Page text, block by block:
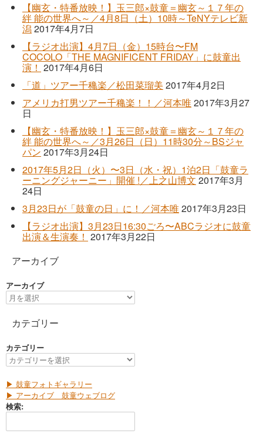
【幽玄・特番放映！】玉三郎×鼓童＝幽玄～１７年の
絆 能の世界へ～／4月8日（土）10時～TeNYテレビ新
潟2017年4月7日
【ラジオ出演】4月7日（金）15時台〜FM
COCOLO「THE MAGNIFICENT FRIDAY」に鼓童出
演！ 2017年4月6日
「道」ツアー千穐楽／松田菜瑠美 2017年4月2日
アメリカ打男ツアー千穐楽！！／河本唯2017年3月27
日
【幽玄・特番放映！】玉三郎×鼓童＝幽玄～１７年の
絆 能の世界へ～／3月26日（日）11時30分～BSジャ
パン 2017年3月24日
2017年5月2日（火）〜3日（水・祝）1泊2日「鼓童ラ
ーニングジャーニー」開催 !／上之山博文 2017年3月
24日
3月23日が「鼓童の日」に！／河本唯2017年3月23日
【ラジオ出演】3月23日16:30ごろ〜ABCラジオに鼓童
出演＆生演奏！ 2017年3月22日
アーカイブ
アーカイブ
カテゴリー
カテゴリー
▶ 鼓童フォトギャラリー
▶ アーカイブ 鼓童ウェブログ
検索: